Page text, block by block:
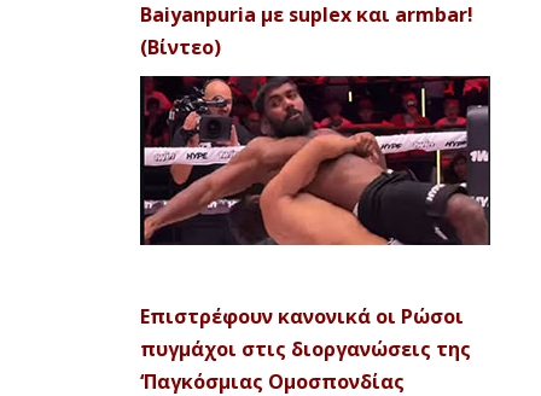
Baiyanpuria με suplex και armbar!
(Βίντεο)
Επιστρέφουν κανονικά οι Ρώσοι
πυγμάχοι στις διοργανώσεις της
‘Παγκόσμιας Ομοσπονδίας